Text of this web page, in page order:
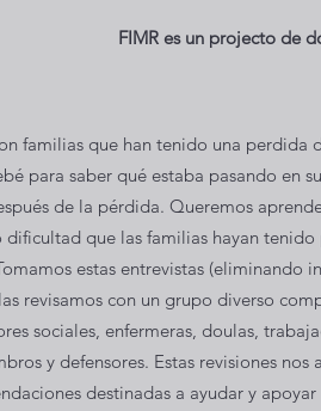
FIMR es un projecto de
familias que han tenido una perdida
para saber qué estaba pasando en
de la pérdida. Queremos
dificultad que las familias hayan
estas entrevistas (eliminando
revisamos con un grupo diverso
sociales, enfermeras, doulas,
y defensores. Estas revisiones nos
destinadas a ayudar y